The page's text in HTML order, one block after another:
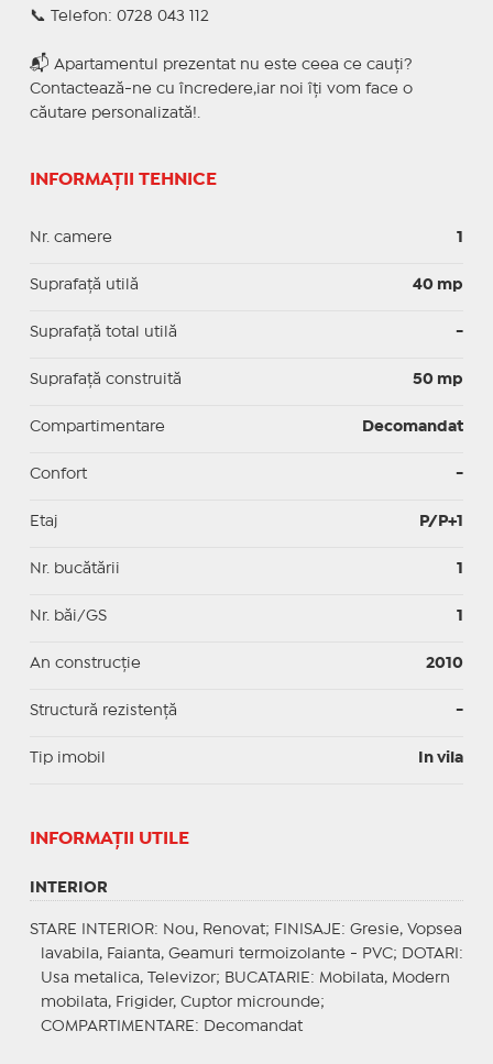
📞 Telefon: 0728 043 112
📬 Apartamentul prezentat nu este ceea ce cauți?
Contactează-ne cu încredere,iar noi îți vom face o
căutare personalizată!.
INFORMAȚII TEHNICE
Nr. camere 1
Suprafaţă utilă 40 mp
Suprafaţă total utilă -
Suprafaţă construită 50 mp
Compartimentare Decomandat
Confort -
Etaj P/P+1
Nr. bucătării 1
Nr. băi/GS 1
An construcție 2010
Structură rezistență -
Tip imobil In vila
INFORMAŢII UTILE
INTERIOR
STARE INTERIOR: Nou, Renovat; FINISAJE : Gresie, Vopsea
lavabila, Faianta, Geamuri termoizolante - PVC;
DOTARI :
Usa metalica, Televizor; BUCATARIE : Mobilata, Modern
mobilata, Frigider, Cuptor microunde;
COMPARTIMENTARE : Decomandat